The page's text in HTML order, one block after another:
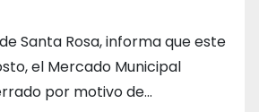
Santa Rosa, informa que este
el Mercado Municipal
por motivo de…